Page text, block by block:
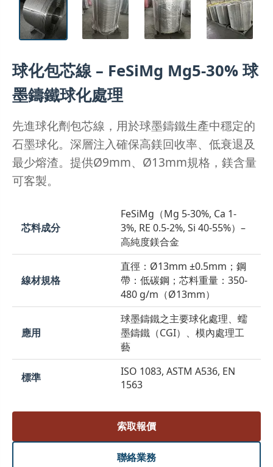
球化包芯線 – FeSiMg Mg5-30% 球
墨鑄鐵球化處理
先進球化劑包芯線，用於球墨鑄鐵生產中穩定的
石墨球化。深層注入確保高鎂回收率、低衰退及
最少熔渣。提供Ø9mm、Ø13mm規格，鎂含量
可客製。
芯料成分
FeSiMg（Mg 5-30%, Ca 1-
3%, RE 0.5-2%, Si 40-55%）–
高純度鎂合金
線材規格
直徑：Ø13mm ±0.5mm；鋼
帶：低碳鋼；芯料重量：350-
480 g/m（Ø13mm）
應用
球墨鑄鐵之主要球化處理、蠕
墨鑄鐵（CGI）、模內處理工
藝
標準
ISO 1083, ASTM A536, EN
1563
索取報價
聯絡業務